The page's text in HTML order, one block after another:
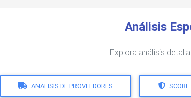
Análisis
Explora análisis
ANALISIS DE PROVEEDORES